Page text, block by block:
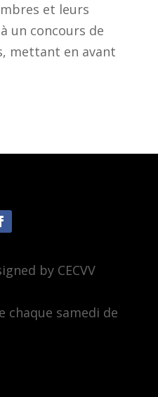
et leurs
un concours de
mettant en avant
by CECVV
chaque samedi de